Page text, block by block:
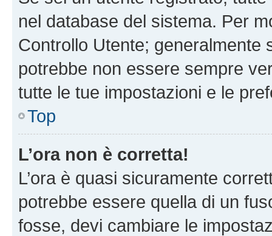
nel database del sistema. Per
Controllo Utente; generalmente
potrebbe non essere sempre
tutte le tue impostazioni e le
Top
L’ora non è corretta!
L’ora è quasi sicuramente
potrebbe essere quella di un
fosse, devi cambiare le